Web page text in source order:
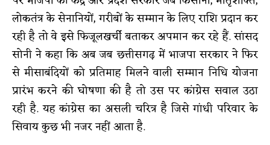
लोकतंत्र के सेनानियों, गरीबों के सम्मान के लिए राशि प्रदान कर
रही है तो वे इसे फिजूलखर्ची बताकर अपमान कर रहे हैं. सांसद
सोनी ने कहा कि अब जब छत्तीसगढ़ में भाजपा सरकार ने फिर
से मीसाबंदियों को प्रतिमाह मिलने वाली सम्मान निधि योजना
प्रारंभ करने की घोषणा की है तो उस पर कांग्रेस सवाल उठा
रही है. यह कांग्रेस का असली चरित्र है जिसे गांधी परिवार के
सिवाय कुछ भी नजर नहीं आता है.